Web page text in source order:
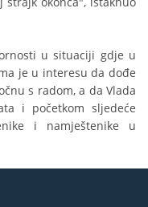
u situaciji gdje u
je u interesu da dođe
s radom, a da Vlada
i početkom sljedeće
i namještenike u